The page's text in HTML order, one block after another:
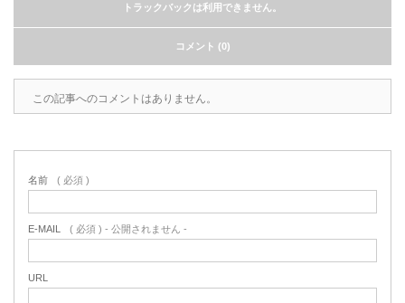
トラックバックは利用できません。
コメント (0)
この記事へのコメントはありません。
名前 ( 必須 )
E-MAIL ( 必須 ) - 公開されません -
URL